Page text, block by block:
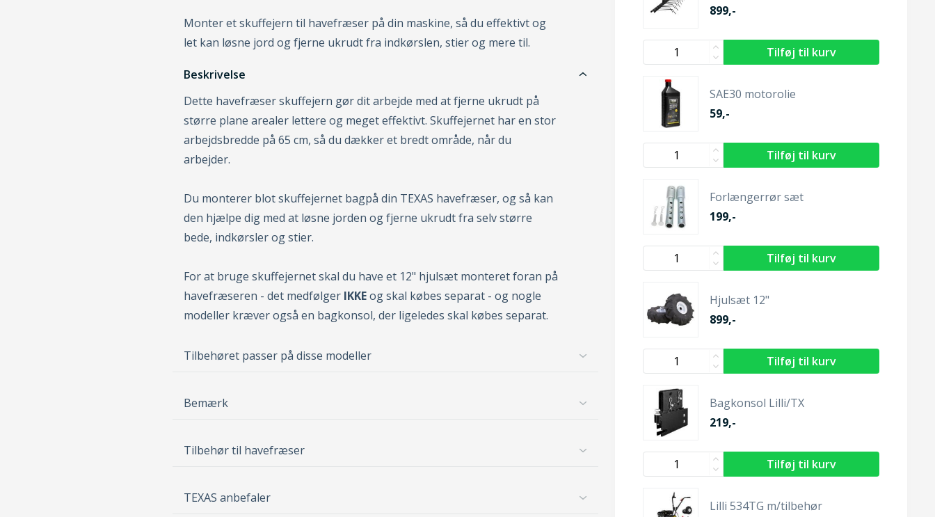
Monter et skuffejern til havefræser på din maskine, så du effektivt og
let kan løsne jord og fjerne ukrudt fra indkørslen, stier og mere til.
Beskrivelse
Dette havefræser skuffejern gør dit arbejde med at fjerne ukrudt på
større plane arealer lettere og meget effektivt. Skuffejernet har en stor
arbejdsbredde på 65 cm, så du dækker et bredt område, når du
arbejder.
Du monterer blot skuffejernet bagpå din TEXAS havefræser, og så kan
den hjælpe dig med at løsne jorden og fjerne ukrudt fra selv større
bede, indkørsler og stier.
For at bruge skuffejernet skal du have et 12" hjulsæt monteret foran på
havefræseren - det medfølger IKKEog skal købes separat - og nogle
modeller kræver også en bagkonsol, der ligeledes skal købes separat.
Tilbehøret passer på disse modeller
Bemærk
Tilbehør til havefræser
TEXAS anbefaler
899,-
SAE30 motorolie
59,-
Forlængerrør sæt
199,-
Hjulsæt 12"
899,-
Bagkonsol Lilli/TX
219,-
Lilli 534TG m/tilbehør